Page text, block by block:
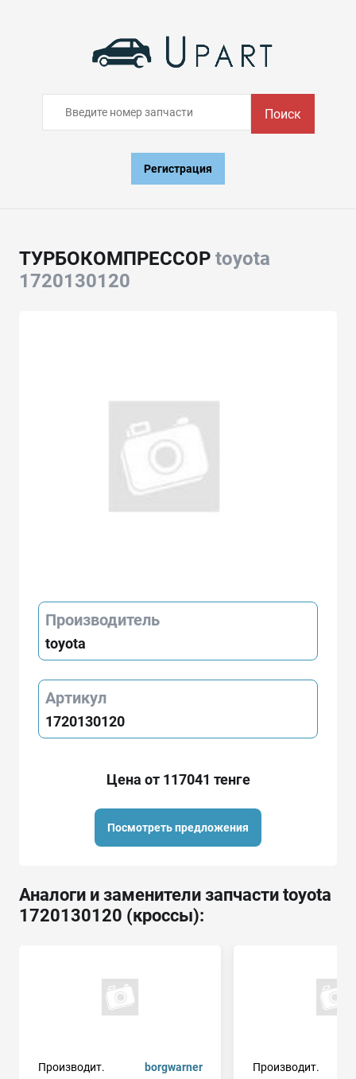
Поиск
Регистрация
ТУРБОКОМПРЕССОР toyota
1720130120
Производитель
toyota
Артикул
1720130120
Цена от 117041 тенге
Посмотреть предложения
Аналоги и заменители запчасти toyota
1720130120 (кроссы):
Производит.
borgwarner
Производит.